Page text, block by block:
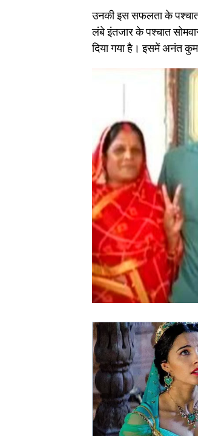
उनकी इस सफलता के
लंबे इंतजार के पश्चात
दिया गया है। इसमें अनंत